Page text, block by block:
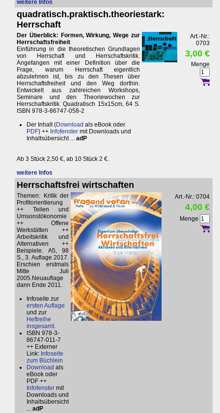
weitere Infos
quadratisch.praktisch.theoriestark:
Herrschaft
Der Überblick: Formen, Wirkung, Wege zur
Herrschaftsfreiheit
Einführung in die theoretischen Grundlagen
von Herrschaft und Herrschaftskritik.
Angefangen mit einer Definition über die
Frage, warum Herrschaft eigentlich
abzulehnen ist, bis zu den Thesen über
Herrschaftsfreiheit und den Weg dorthin.
Entwickelt aus zahlreichen Workshops,
Seminare und den Theoriewochen zur
Herrschaftskritik. Quadratisch 15x15cm, 64 S.
ISBN 978-3-86747-058-2
Der Inhalt (Download als eBook oder
PDF) ++ Infofenster mit Downloads und
Inhaltsübersicht ... adP
Ab 3 Stück 2,50 €, ab 10 Stück 2 €.
weitere Infos
Art.-Nr.:
0703
3,00 €
Menge
Herrschaftsfrei wirtschaften
Themen: Kritik der
Profitorientierung
++ Teilen und
Umsonstökonomie
++ Offene
Werkstätten ++
Arbeitskritik und
Alternativen ++
Beispiele. A5, 98
S., 3. Auflage 2017.
Erschien erstmals
Mitte Juli
2005.Neuauflage
dann Ende 2011.
Infoseite zur
ersten Auflage
und zur
Heftreihe
insgesamt.
ISBN 978-3-
86747-011-7
++ Externer
Link: Infoseite
zum Büchlein
Download als
eBook oder
PDF ++
Infofenster mit
Downloads und
Inhaltsübersicht
... adP
Art.-Nr.: 0704
4,00 €
Menge